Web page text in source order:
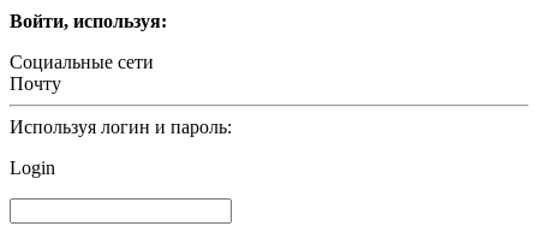
Войти, используя:
Социальные сети
Почту
Используя логин и пароль:
Login